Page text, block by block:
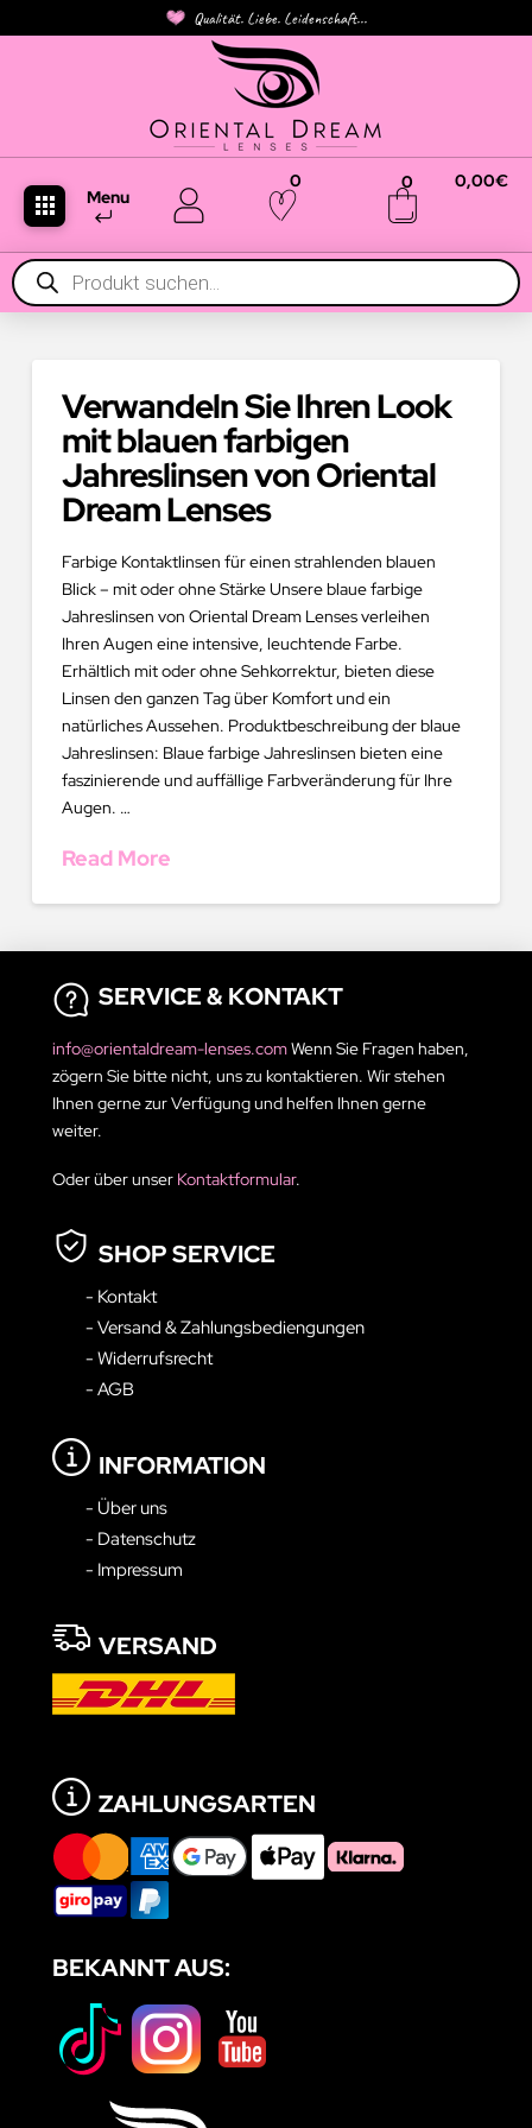
Qualität. Liebe. Leidenschaft...
Menu
0 0 0,00€
Products
search
Verwandeln Sie Ihren Look
mit blauen farbigen
Jahreslinsen von Oriental
Dream Lenses
Farbige Kontaktlinsen für einen strahlenden blauen
Blick – mit oder ohne Stärke Unsere blaue farbige
Jahreslinsen von Oriental Dream Lenses verleihen
Ihren Augen eine intensive, leuchtende Farbe.
Erhältlich mit oder ohne Sehkorrektur, bieten diese
Linsen den ganzen Tag über Komfort und ein
natürliches Aussehen. Produktbeschreibung der blaue
Jahreslinsen: Blaue farbige Jahreslinsen bieten eine
faszinierende und auffällige Farbveränderung für Ihre
Augen. …
Read More
SERVICE & KONTAKT
info@orientaldream-lenses.comWenn Sie Fragen haben,
zögern Sie bitte nicht, uns zu kontaktieren. Wir stehen
Ihnen gerne zur Verfügung und helfen Ihnen gerne
weiter.
Oder über unser Kontaktformular.
SHOP SERVICE
- Kontakt
- Versand & Zahlungsbediengungen
- Widerrufsrecht
- AGB
INFORMATION
- Über uns
- Datenschutz
- Impressum
VERSAND
ZAHLUNGSARTEN
BEKANNT AUS: